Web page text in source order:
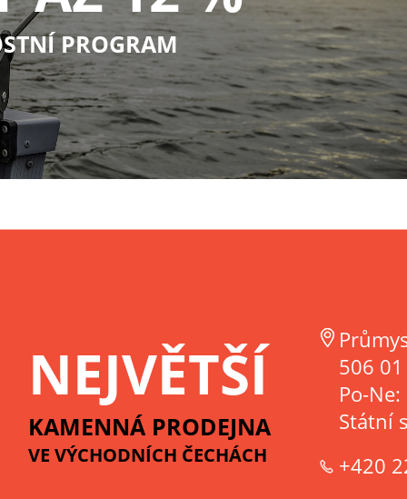
PROGRAM
NEJVĚTŠÍ
KAMENNÁ PRODEJNA
VE VÝCHODNÍCH ČECHÁCH
506 01
Po-
Státní
+420